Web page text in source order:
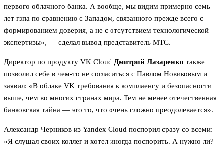
первого облачного банка. А вообще, мы видим примерно семь
лет гэпа по сравнению с Западом, связанного прежде всего с
формированием доверия, а не с отсутствием технологической
экспертизы», — сделал вывод представитель МТС.
Директор по продукту VK Cloud Дмитрий Лазаренко также
позволил себе в чем-то не согласиться с Павлом Новиковым и
заявил: «В облаке VK требования к комплаенсу и безопасности
выше, чем во многих странах мира. Тем не менее отечественная
банковская тайна — это то, что очень сложно преодолевается».
Александр Черников из Yandex Cloud поспорил сразу со всеми:
«Я слушал своих коллег и хотел иногда поспорить. А нужно ли?